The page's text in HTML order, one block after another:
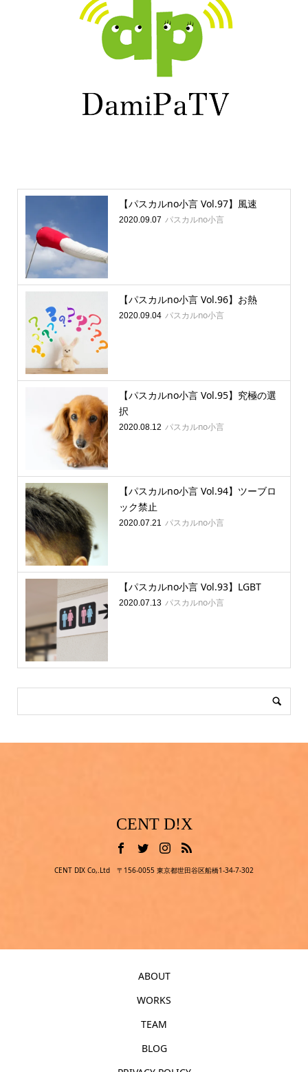
【パスカルno小言 Vol.97】風速
2020.09.07 パスカルno小言
【パスカルno小言 Vol.96】お熱
2020.09.04 パスカルno小言
【パスカルno小言 Vol.95】究極の選
択
2020.08.12 パスカルno小言
【パスカルno小言 Vol.94】ツーブロ
ック禁止
2020.07.21 パスカルno小言
【パスカルno小言 Vol.93】LGBT
2020.07.13 パスカルno小言
CENT D!X
CENT DIX Co,.Ltd 〒156-0055 東京都世田谷区船橋1-34-7-302
ABOUT
WORKS
TEAM
BLOG